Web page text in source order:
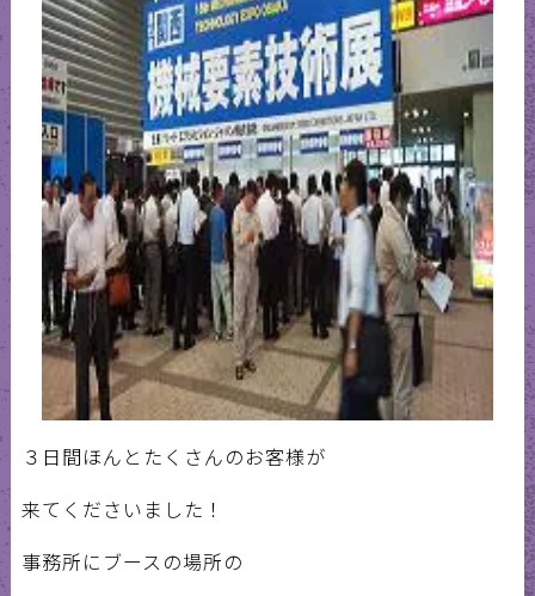
３日間ほんとたくさんのお客様が
来てくださいました！
事務所にブースの場所の